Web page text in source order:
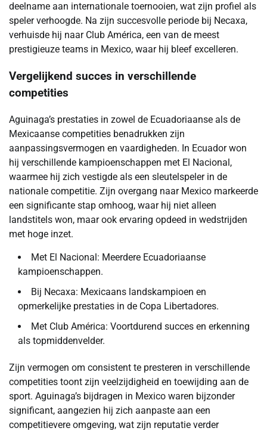
deelname aan internationale toernooien, wat zijn profiel als
speler verhoogde. Na zijn succesvolle periode bij Necaxa,
verhuisde hij naar Club América, een van de meest
prestigieuze teams in Mexico, waar hij bleef excelleren.
Vergelijkend succes in verschillende
competities
Aguinaga’s prestaties in zowel de Ecuadoriaanse als de
Mexicaanse competities benadrukken zijn
aanpassingsvermogen en vaardigheden. In Ecuador won
hij verschillende kampioenschappen met El Nacional,
waarmee hij zich vestigde als een sleutelspeler in de
nationale competitie. Zijn overgang naar Mexico markeerde
een significante stap omhoog, waar hij niet alleen
landstitels won, maar ook ervaring opdeed in wedstrijden
met hoge inzet.
Met El Nacional: Meerdere Ecuadoriaanse
kampioenschappen.
Bij Necaxa: Mexicaans landskampioen en
opmerkelijke prestaties in de Copa Libertadores.
Met Club América: Voortdurend succes en erkenning
als topmiddenvelder.
Zijn vermogen om consistent te presteren in verschillende
competities toont zijn veelzijdigheid en toewijding aan de
sport. Aguinaga’s bijdragen in Mexico waren bijzonder
significant, aangezien hij zich aanpaste aan een
competitievere omgeving, wat zijn reputatie verder